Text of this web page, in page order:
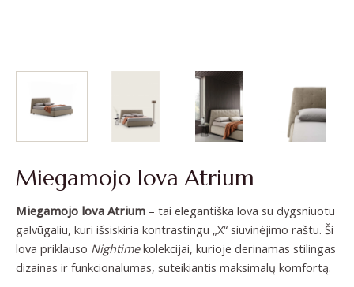
Miegamojo lova Atrium
Miegamojo lova Atrium – tai elegantiška lova su dygsniuotu
galvūgaliu, kuri išsiskiria kontrastingu „X“ siuvinėjimo raštu. Ši
lova priklauso Nightimekolekcijai, kurioje derinamas stilingas
dizainas ir funkcionalumas, suteikiantis maksimalų komfortą.